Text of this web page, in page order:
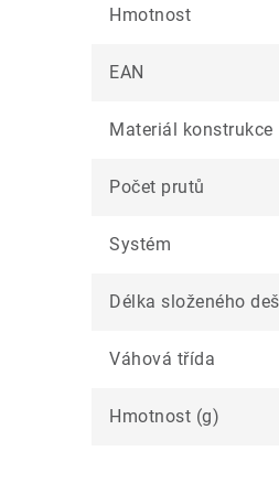
Hmotnost
EAN
Materiál konstrukce
Počet prutů
Systém
Délka složeného
Váhová třída
Hmotnost (g)